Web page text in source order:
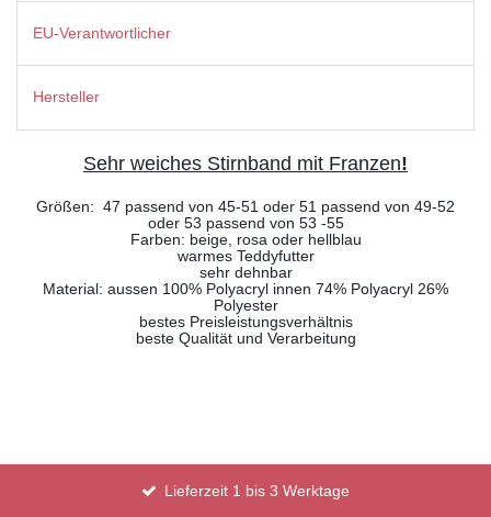
EU-Verantwortlicher
Hersteller
Sehr weiches Stirnband mit Franzen!
Größen: 47 passend von 45-51 oder 51 passend von 49-52
oder 53 passend von 53 -55
Farben: beige, rosa oder hellblau
warmes Teddyfutter
sehr dehnbar
Material: aussen 100% Polyacryl innen 74% Polyacryl 26%
Polyester
bestes Preisleistungsverhältnis
beste Qualität und Verarbeitung
Lieferzeit 1 bis 3 Werktage